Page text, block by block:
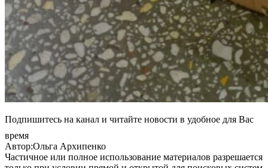
Подпишитесь на канал и читайте новости в удобное для Вас
время
Автор:Ольга Архипенко
Частичное или полное использование материалов разрешается